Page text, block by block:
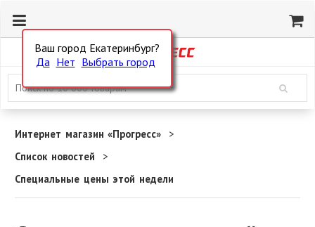
Ваш город Екатеринбург?
Да Нет Выбрать город
Интернет магазин «Прогресс»
Список новостей
Специальные цены этой недели